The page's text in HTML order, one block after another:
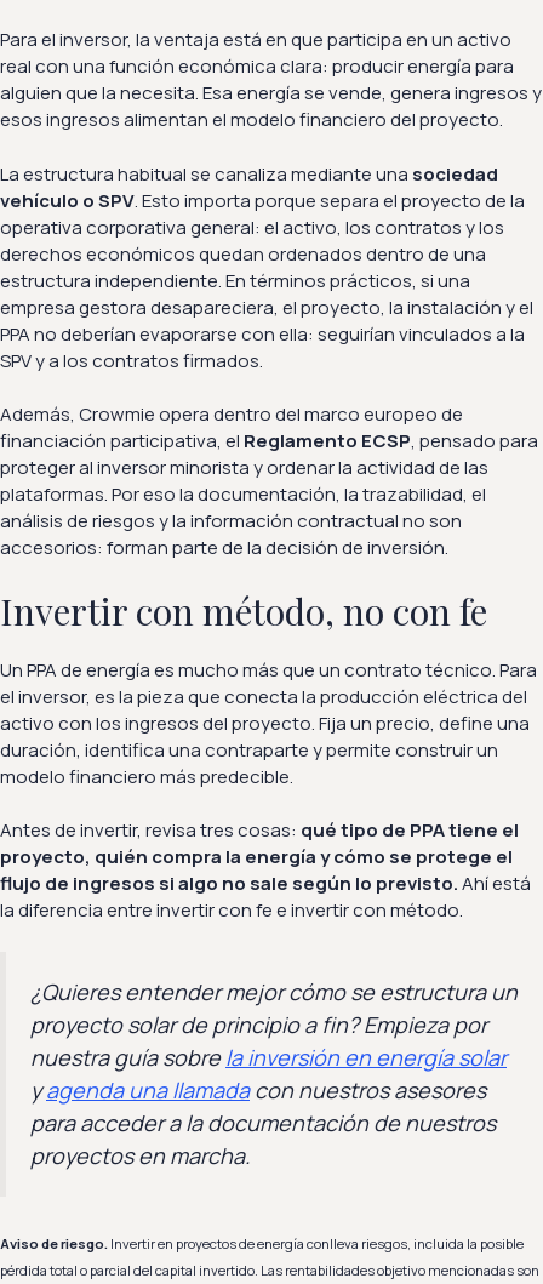
Para el inversor, la ventaja está en que participa en un activo
real con una función económica clara: producir energía para
alguien que la necesita. Esa energía se vende, genera ingresos y
esos ingresos alimentan el modelo financiero del proyecto.
La estructura habitual se canaliza mediante una sociedad
vehículo o SPV. Esto importa porque separa el proyecto de la
operativa corporativa general: el activo, los contratos y los
derechos económicos quedan ordenados dentro de una
estructura independiente. En términos prácticos, si una
empresa gestora desapareciera, el proyecto, la instalación y el
PPA no deberían evaporarse con ella: seguirían vinculados a la
SPV y a los contratos firmados.
Además, Crowmie opera dentro del marco europeo de
financiación participativa, el Reglamento ECSP, pensado para
proteger al inversor minorista y ordenar la actividad de las
plataformas. Por eso la documentación, la trazabilidad, el
análisis de riesgos y la información contractual no son
accesorios: forman parte de la decisión de inversión.
Invertir con método, no con fe
Un PPA de energía es mucho más que un contrato técnico. Para
el inversor, es la pieza que conecta la producción eléctrica del
activo con los ingresos del proyecto. Fija un precio, define una
duración, identifica una contraparte y permite construir un
modelo financiero más predecible.
Antes de invertir, revisa tres cosas: qué tipo de PPA tiene el
proyecto, quién compra la energía y cómo se protege el
flujo de ingresos si algo no sale según lo previsto.Ahí está
la diferencia entre invertir con fe e invertir con método.
¿Quieres entender mejor cómo se estructura un
proyecto solar de principio a fin? Empieza por
nuestra guía sobrela inversión en energía solar
yagenda una llamadacon nuestros asesores
para acceder a la documentación de nuestros
proyectos en marcha.
Aviso de riesgo. Invertir en proyectos de energía conlleva riesgos, incluida la posible
pérdida total o parcial del capital invertido. Las rentabilidades objetivo mencionadas son